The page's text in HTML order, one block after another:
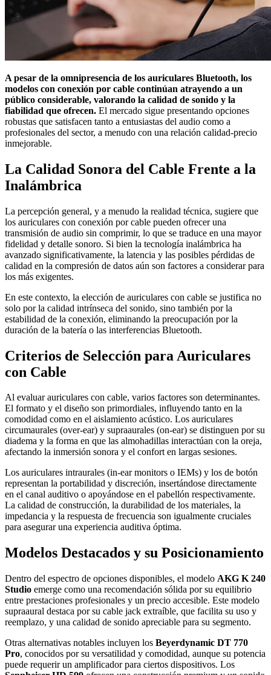
A pesar de la omnipresencia de los auriculares Bluetooth, los
modelos con conexión por cable continúan atrayendo a un
público considerable, valorando la calidad de sonido y la
fiabilidad que ofrecen. El mercado sigue presentando opciones
robustas que satisfacen tanto a entusiastas del audio como a
profesionales del sector, a menudo con una relación calidad-precio
inmejorable.
La Calidad Sonora del Cable Frente a la
Inalámbrica
La percepción general, y a menudo la realidad técnica, sugiere que
los auriculares con conexión por cable pueden ofrecer una
transmisión de audio sin comprimir, lo que se traduce en una mayor
fidelidad y detalle sonoro. Si bien la tecnología inalámbrica ha
avanzado significativamente, la latencia y las posibles pérdidas de
calidad en la compresión de datos aún son factores a considerar para
los más exigentes.
En este contexto, la elección de auriculares con cable se justifica no
solo por la calidad intrínseca del sonido, sino también por la
estabilidad de la conexión, eliminando la preocupación por la
duración de la batería o las interferencias Bluetooth.
Criterios de Selección para Auriculares
con Cable
Al evaluar auriculares con cable, varios factores son determinantes.
El formato y el diseño son primordiales, influyendo tanto en la
comodidad como en el aislamiento acústico. Los auriculares
circumaurales (over-ear) y supraaurales (on-ear) se distinguen por su
diadema y la forma en que las almohadillas interactúan con la oreja,
afectando la inmersión sonora y el confort en largas sesiones.
Los auriculares intraurales (in-ear monitors o IEMs) y los de botón
representan la portabilidad y discreción, insertándose directamente
en el canal auditivo o apoyándose en el pabellón respectivamente.
La calidad de construcción, la durabilidad de los materiales, la
impedancia y la respuesta de frecuencia son igualmente cruciales
para asegurar una experiencia auditiva óptima.
Modelos Destacados y su Posicionamiento
Dentro del espectro de opciones disponibles, el modelo AKG K 240
Studio emerge como una recomendación sólida por su equilibrio
entre prestaciones profesionales y un precio accesible. Este modelo
supraaural destaca por su cable jack extraíble, que facilita su uso y
reemplazo, y una calidad de sonido apreciable para su segmento.
Otras alternativas notables incluyen los Beyerdynamic DT 770
Pro, conocidos por su versatilidad y comodidad, aunque su potencia
puede requerir un amplificador para ciertos dispositivos. Los